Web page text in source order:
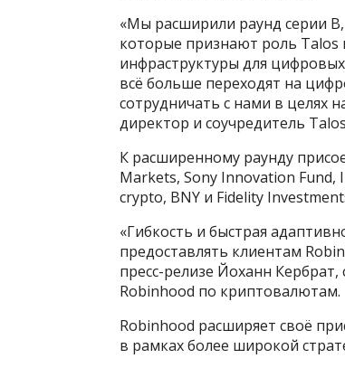
«Мы расширили раунд серии
которые признают роль Talos
инфраструктуры для
всё больше переходят на
сотрудничать с нами в целях
директор и соучредитель
К расширенному раунду
Markets, Sony Innovation Fund,
crypto, BNY и Fidelity
«Гибкость и быстрая
предоставлять клиентам
пресс-релизе Йоханн
Robinhood по криптовалютам.
Robinhood расширяет своё
в рамках более широкой